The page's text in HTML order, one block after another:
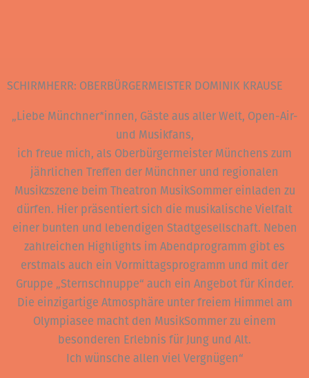
SCHIRMHERR: OBERBÜRGERMEISTER DOMINIK KRAUSE
„Liebe Münchner*innen, Gäste aus aller Welt, Open-Air-
und Musikfans,
ich freue mich, als Oberbürgermeister Münchens zum
jährlichen Treffen der Münchner und regionalen
Musikzszene beim Theatron MusikSommer einladen zu
dürfen. Hier präsentiert sich die musikalische Vielfalt
einer bunten und lebendigen Stadtgesellschaft. Neben
zahlreichen Highlights im Abendprogramm gibt es
erstmals auch ein Vormittagsprogramm und mit der
Gruppe „Sternschnuppe“ auch ein Angebot für Kinder.
Die einzigartige Atmosphäre unter freiem Himmel am
Olympiasee macht den MusikSommer zu einem
besonderen Erlebnis für Jung und Alt.
Ich wünsche allen viel Vergnügen“